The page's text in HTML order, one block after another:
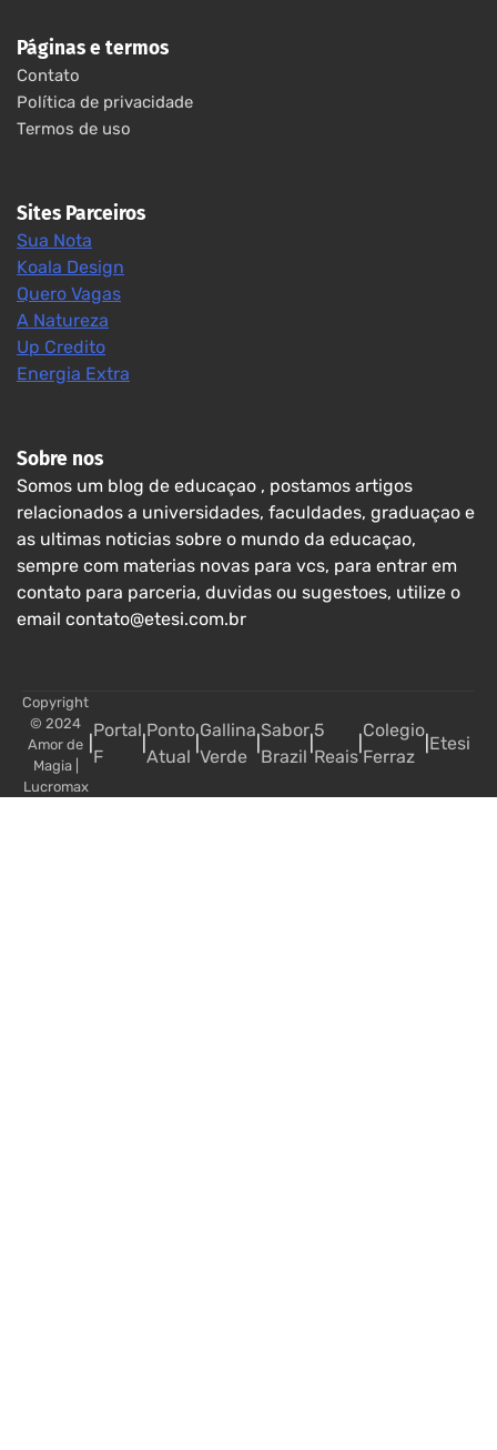
Páginas e termos
Contato
Política de privacidade
Termos de uso
Sites Parceiros
Sua Nota
Koala Design
Quero Vagas
A Natureza
Up Credito
Energia Extra
Sobre nos
Somos um blog de educaçao , postamos artigos
relacionados a universidades, faculdades, graduaçao e
as ultimas noticias sobre o mundo da educaçao,
sempre com materias novas para vcs, para entrar em
contato para parceria, duvidas ou sugestoes, utilize o
email contato@etesi.com.br
Copyright
© 2024
Amor de
Magia|
Lucromax
Portal
F
Ponto
Atual
Gallina
Verde
Sabor
Brazil
5
Reais
Colegio
Ferraz
Etesi